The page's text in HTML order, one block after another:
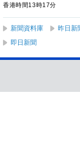
香港時間13時17分
新聞資料庫 昨日新
即日新聞